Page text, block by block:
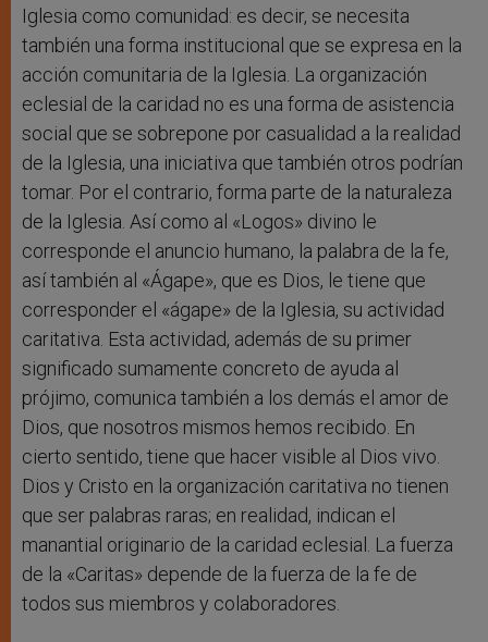
Iglesia como comunidad: es decir, se necesita
también una forma institucional que se expresa en la
acción comunitaria de la Iglesia. La organización
eclesial de la caridad no es una forma de asistencia
social que se sobrepone por casualidad a la realidad
de la Iglesia, una iniciativa que también otros podrían
tomar. Por el contrario, forma parte de la naturaleza
de la Iglesia. Así como al «Logos» divino le
corresponde el anuncio humano, la palabra de la fe,
así también al «Ágape», que es Dios, le tiene que
corresponder el «ágape» de la Iglesia, su actividad
caritativa. Esta actividad, además de su primer
significado sumamente concreto de ayuda al
prójimo, comunica también a los demás el amor de
Dios, que nosotros mismos hemos recibido. En
cierto sentido, tiene que hacer visible al Dios vivo.
Dios y Cristo en la organización caritativa no tienen
que ser palabras raras; en realidad, indican el
manantial originario de la caridad eclesial. La fuerza
de la «Caritas» depende de la fuerza de la fe de
todos sus miembros y colaboradores.